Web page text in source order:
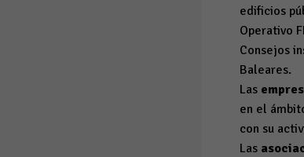
edificios
Operativo
Consejos
Baleares.
Las
en el
con su
Las